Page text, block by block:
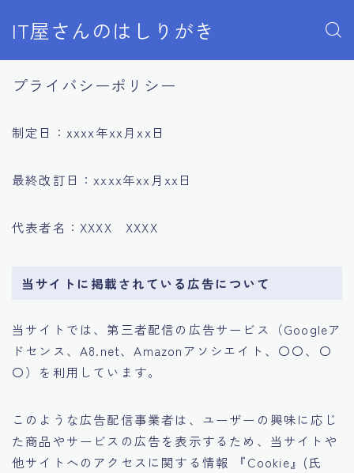
IT屋さんのはしりがき
プライバシーポリシー
制定日：xxxx年xx月xx日
最終改訂日：xxxx年xx月xx日
代表者名：XXXX XXXX
当サイトに掲載されている広告について
当サイトでは、第三者配信の広告サービス（Googleア
ドセンス、A8.net、Amazonアソシエイト、〇〇、〇
〇）を利用しています。
このような広告配信事業者は、ユーザーの興味に応じ
た商品やサービスの広告を表示するため、当サイトや
他サイトへのアクセスに関する情報 『Cookie』(氏